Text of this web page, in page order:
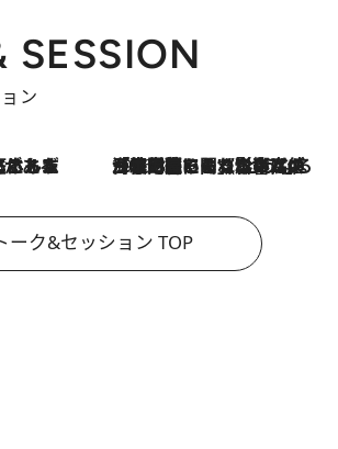
SESSION
ン
2026.8.3
「住宅建てられない…」「サーチャージ料の高値が続いている」ホルムズ海峡封鎖による影響はいつまで続く？《エネルギー専門家に聞く“どうなる日本の暮らし”》
ーク&セッション TOP